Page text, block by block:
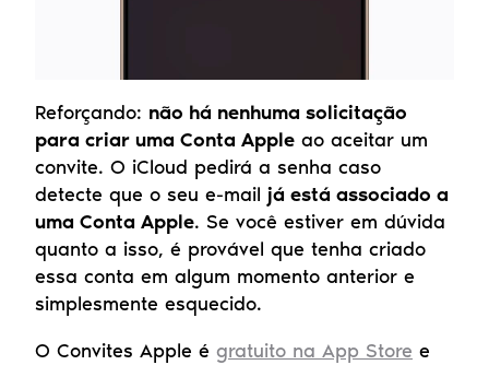
Reforçando: não há nenhuma solicitação
para criar uma Conta Apple ao aceitar um
convite. O iCloud pedirá a senha caso
detecte que o seu e-mail já está associado a
uma Conta Apple. Se você estiver em dúvida
quanto a isso, é provável que tenha criado
essa conta em algum momento anterior e
simplesmente esquecido.
O Convites Apple é gratuito na App Store e